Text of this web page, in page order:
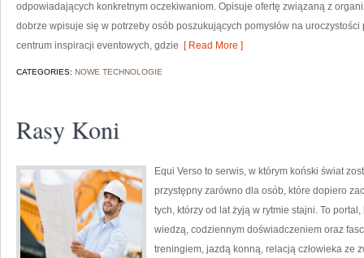
odpowiadających konkretnym oczekiwaniom. Opisuje ofertę związaną z
dobrze wpisuje się w potrzeby osób poszukujących pomysłów na
centrum inspiracji eventowych, gdzie [ Read More ]
CATEGORIES: NOWE TECHNOLOGIE
Rasy Koni
Equi Verso to serwis, w którym koński świat
przystępny zarówno dla osób, które dopiero
tych, którzy od lat żyją w rytmie stajni. To
wiedzą, codziennym doświadczeniem oraz
treningiem, jazdą konną, relacją człowieka ze